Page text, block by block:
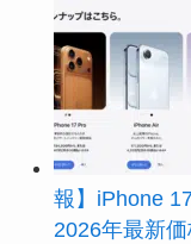
報】iPhone
2026年最新